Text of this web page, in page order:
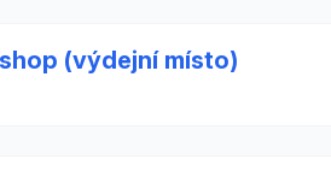
(výdejní místo)